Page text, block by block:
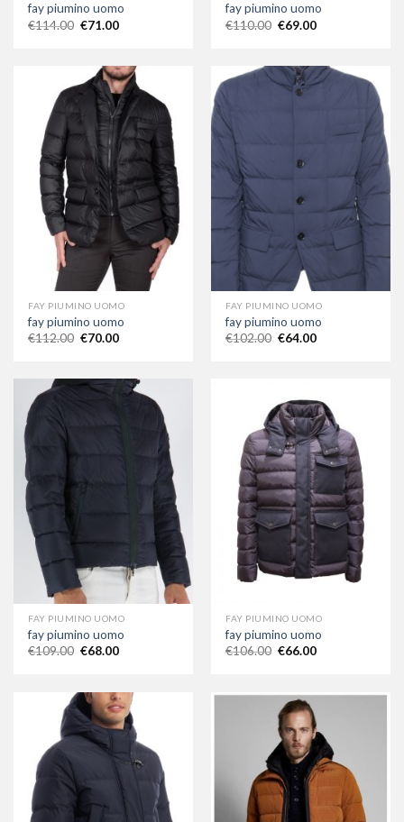
fay piumino uomo
€114.00 €71.00
fay piumino uomo
€110.00 €69.00
FAY PIUMINO UOMO
fay piumino uomo
€112.00 €70.00
FAY PIUMINO UOMO
fay piumino uomo
€102.00 €64.00
FAY PIUMINO UOMO
fay piumino uomo
€109.00 €68.00
FAY PIUMINO UOMO
fay piumino uomo
€106.00 €66.00